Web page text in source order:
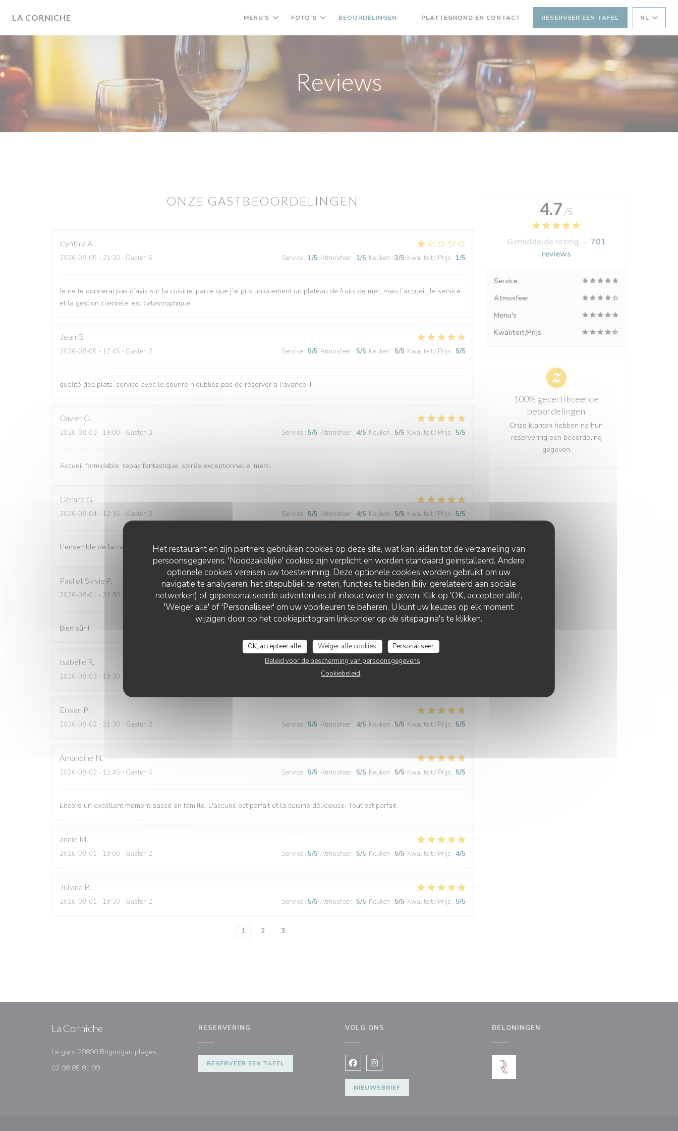
Het restaurant en zijn partners gebruiken cookies op deze site, wat kan leiden tot de verzameling van
persoonsgegevens. 'Noodzakelijke' cookies zijn verplicht en worden standaard geïnstalleerd. Andere
optionele cookies vereisen uw toestemming. Deze optionele cookies worden gebruikt om uw
navigatie te analyseren, het sitepubliek te meten, functies te bieden (bijv. gerelateerd aan sociale
netwerken) of gepersonaliseerde advertenties of inhoud weer te geven. Klik op 'OK, accepteer alle',
'Weiger alle' of 'Personaliseer' om uw voorkeuren te beheren. U kunt uw keuzes op elk moment
wijzigen door op het cookiepictogram linksonder op de sitepagina's te klikken.
OK, accepteer alle Weiger alle cookies
Personaliseer
Beleid voor de bescherming van persoonsgegevens
Cookiebeleid
LA CORNICHE MENU'S FOTO'S BEOORDELINGEN PLATTEGROND EN CONTACT RESERVEER EEN TAFEL NL
Reviews
ONZE GASTBEOORDELINGEN
Cynthia A
2026-08-05 - 21:30 - Gasten 6 Service : 1/5 Atmosfeer : 1/5 Keuken : 3/5 Kwaliteit / Prijs : 1/5
Je ne te donnerai pas d’avis sur la cuisine, parce que j’ai pris uniquement un plateau de fruits de mer, mais l’accueil, le service
et la gestion clientèle, est catastrophique
Jean B
2026-08-05 - 12:45 - Gasten 2 Service : 5/5 Atmosfeer : 5/5 Keuken : 5/5 Kwaliteit / Prijs : 5/5
qualité des plats, service avec le sourire n'oubliez pas de réserver a l'avance !!
Olivier G
2026-08-03 - 19:00 - Gasten 3 Service : 5/5 Atmosfeer : 4/5 Keuken : 5/5 Kwaliteit / Prijs : 5/5
Accueil formidable, repas fantastique, soirée exceptionnelle, merci
Gérard G
2026-08-04 - 12:15 - Gasten 2 Service : 5/5 Atmosfeer : 4/5 Keuken : 5/5 Kwaliteit / Prijs : 5/5
L'ensemble de la carte et le service, Bien dans l'ensemble. Salles un peu trop sonore.
Paul et Sylvie P
2026-08-01 - 21:30 - Gasten 2 Service:4/5 Atmosfeer: 3/5 Keuken: 4/5 Kwaliteit / Prijs:5 /5
Bien sûr !
Isabelle R
2026-08-03 - 19:30 - Gasten 2 Atmosfeer:4/5
Erwan P
2026-08-02 - 21:30 - Gasten 2 Service : 5/5 Atmosfeer : 4/5 Keuken : 5/5 Kwaliteit / Prijs : 5/5
Amandine N
2026-08-02 - 12:45 - Gasten 4 Service : 5/5 Atmosfeer : 5/5 Keuken : 5/5 Kwaliteit / Prijs : 5/5
Encore un excellent moment passé en famille. L'accueil est parfait et la cuisine délicieuse. Tout est parfait
annie M
2026-08-01 - 19:00 - Gasten 2 Service : 5/5 Atmosfeer : 5/5 Keuken : 5/5 Kwaliteit / Prijs : 4/5
Juliana B
2026-08-01 - 19:30 - Gasten 2 Service : 5/5 Atmosfeer : 5/5 Keuken : 5/5 Kwaliteit / Prijs : 5/5
1 2 3
4.7 /5
Gemiddelde rating — 701
reviews
Service
Atmosfeer
Menu's
Kwaliteit/Prijs
100% gecertificeerde
beoordelingen
Onze klanten hebben na hun
reservering een beoordeling
gegeven
La Corniche
Le garo 29890 Brignogan plages
02 98 85 81 99
RESERVERING
RESERVEER EEN TAFEL
VOLG ONS
Facebook ((opent in een nieuw venster))
Instagram ((opent in een nieuw venster))
NIEUWSBRIEF
BELONINGEN
LA CORNICHE